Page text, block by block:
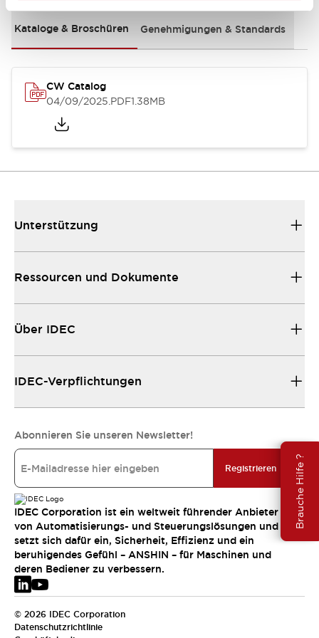
Brauche Hilfe ?
Kataloge & Broschüren Genehmigungen & Standards
CW Catalog
04/09/2025.PDF1.38MB
Unterstützung
Ressourcen und Dokumente
Über IDEC
IDEC-Verpflichtungen
Abonnieren Sie unseren Newsletter!
Registrieren
IDEC Corporation ist ein weltweit führender Anbieter
von Automatisierungs- und Steuerungslösungen und
setzt sich dafür ein, Sicherheit, Effizienz und ein
beruhigendes Gefühl – ANSHIN – für Maschinen und
deren Bediener zu verbessern.
© 2026 IDEC Corporation
Datenschutzrichtlinie